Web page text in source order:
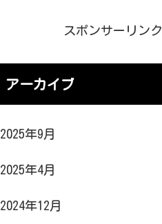
スポンサーリンク
アーカイブ
2025年9月
2025年4月
2024年12月